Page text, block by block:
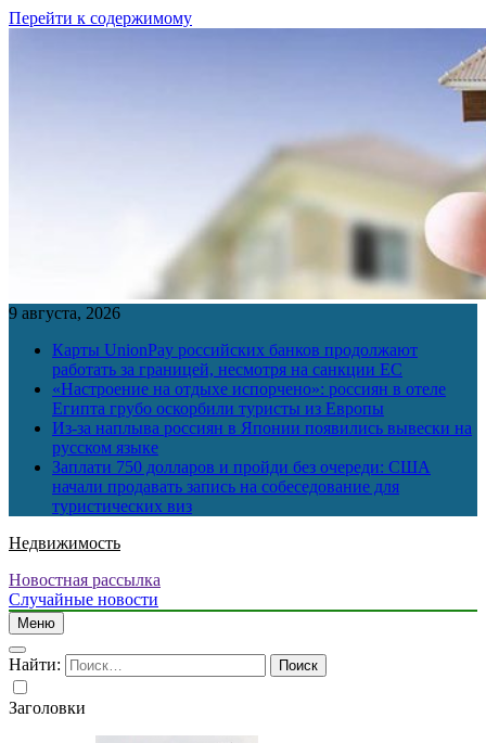
Перейти к содержимому
9 августа, 2026
Карты UnionPay российских банков продолжают
работать за границей, несмотря на санкции ЕС
«Настроение на отдыхе испорчено»: россиян в отеле
Египта грубо оскорбили туристы из Европы
Из-за наплыва россиян в Японии появились вывески на
русском языке
Заплати 750 долларов и пройди без очереди: США
начали продавать запись на собеседование для
туристических виз
Недвижимость
Новостная рассылка
Случайные новости
Меню
Найти:
Заголовки